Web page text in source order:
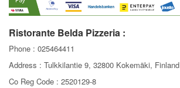
Ristorante Belda Pizzeria :
Phone : 025464411
Address : Tulkkilantie 9, 32800 Kokemäki, Finland
Co Reg Code : 2520129-8